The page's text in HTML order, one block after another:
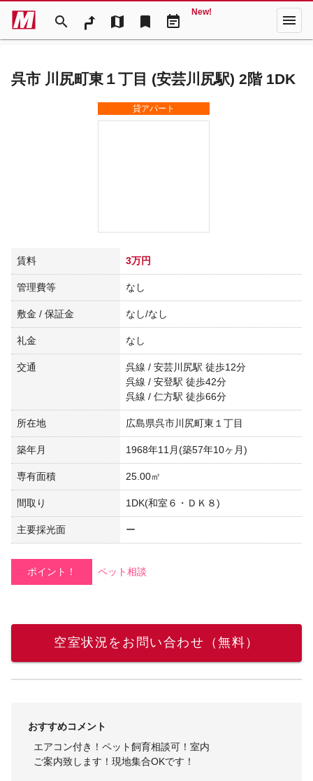
search map bookmark event_note
New! menu
呉市 川尻町東１丁目 (安芸川尻駅) 2階 1DK
貸アパート
賃料 3万円
管理費等 なし
敷金 / 保証金 なし/なし
礼金 なし
交通
呉線 / 安芸川尻駅 徒歩12分
呉線 / 安登駅 徒歩42分
呉線 / 仁方駅 徒歩66分
所在地 広島県呉市川尻町東１丁目
築年月 1968年11月(築57年10ヶ月)
専有面積 25.00㎡
間取り 1DK(和室６・ＤＫ８)
主要採光面 ー
ポイント！ ペット相談
空室状況をお問い合わせ（無料）
おすすめコメント
エアコン付き！ペット飼育相談可！室内
ご案内致します！現地集合OKです！